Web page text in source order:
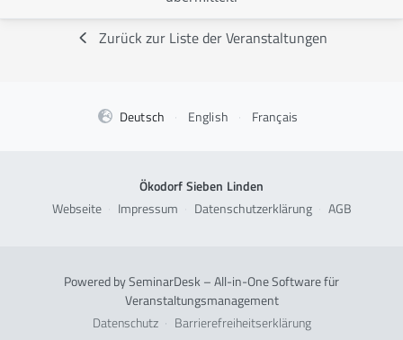
Zurück zur Liste der Veranstaltungen
Deutsch · English · Français
Ökodorf Sieben Linden
Webseite
Impressum Datenschutzerklärung AGB
Powered by SeminarDesk – All-in-One Software für
Veranstaltungsmanagement
Datenschutz · Barrierefreiheitserklärung